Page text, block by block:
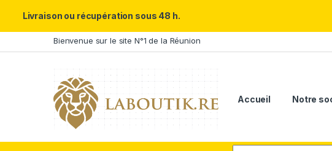
Skip to navigation
Skip to contentBienvenue sur le site N°1 de la Réunion
Accueil Notre
Livraison ou récupération sous 48 h.